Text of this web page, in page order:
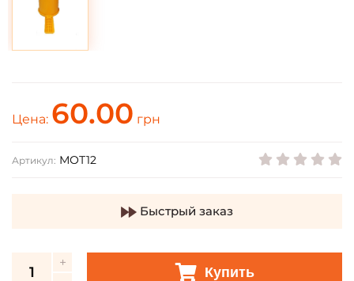
Цена: 60.00 грн
Артикул: МОТ12
Быстрый заказ
Купить